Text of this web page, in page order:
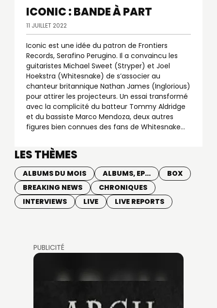
ICONIC : BANDE À PART
11 JUILLET 2022
Iconic est une idée du patron de Frontiers
Records, Serafino Perugino. Il a convaincu les
guitaristes Michael Sweet (Stryper) et Joel
Hoekstra (Whitesnake) de s’associer au
chanteur britannique Nathan James (Inglorious)
pour attirer les projecteurs. Un essai transformé
avec la complicité du batteur Tommy Aldridge
et du bassiste Marco Mendoza, deux autres
figures bien connues des fans de Whitesnake...
LES THÈMES
ALBUMS DU MOIS ALBUMS, EP...
BOX
BREAKING NEWS
CHRONIQUES
INTERVIEWS
LIVE LIVE REPORTS
PUBLICITÉ